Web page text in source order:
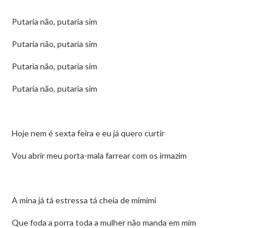
Putaria não, putaria sim
Putaria não, putaria sim
Putaria não, putaria sim
Putaria não, putaria sim
Hoje nem é sexta feira e eu já quero curtir
Vou abrir meu porta-mala farrear com os irmazim
A mina já tá estressa tá cheia de mimimi
Que foda a porra toda a mulher não manda em mim